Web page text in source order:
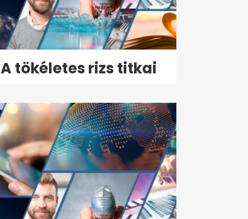
A tökéletes rizs titkai